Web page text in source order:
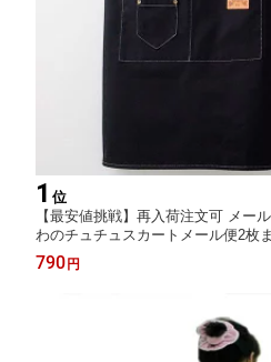
1 位
【最安値挑戦】再入荷注文可 メー
わのチュチュスカートメール便2枚
配送 デニム風 エプロン デニム風
入れ 便利 4色
790 円